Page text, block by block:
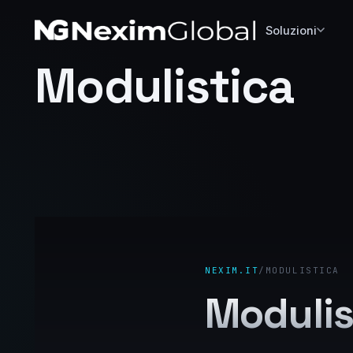
Soluzioni
Modulistica
NEXIM.IT/ MODULISTICA